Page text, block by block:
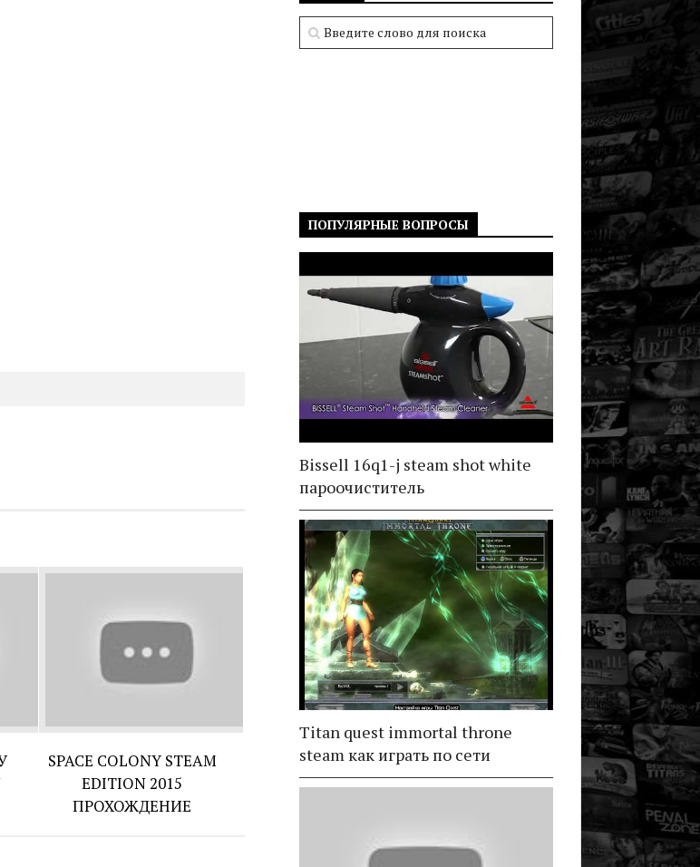
SPACE COLONY STEAM
EDITION 2015
ПРОХОЖДЕНИЕ
ПОПУЛЯРНЫЕ ВОПРОСЫ
Bissell 16q1-j steam shot white
пароочиститель
Titan quest immortal throne
steam как играть по сети